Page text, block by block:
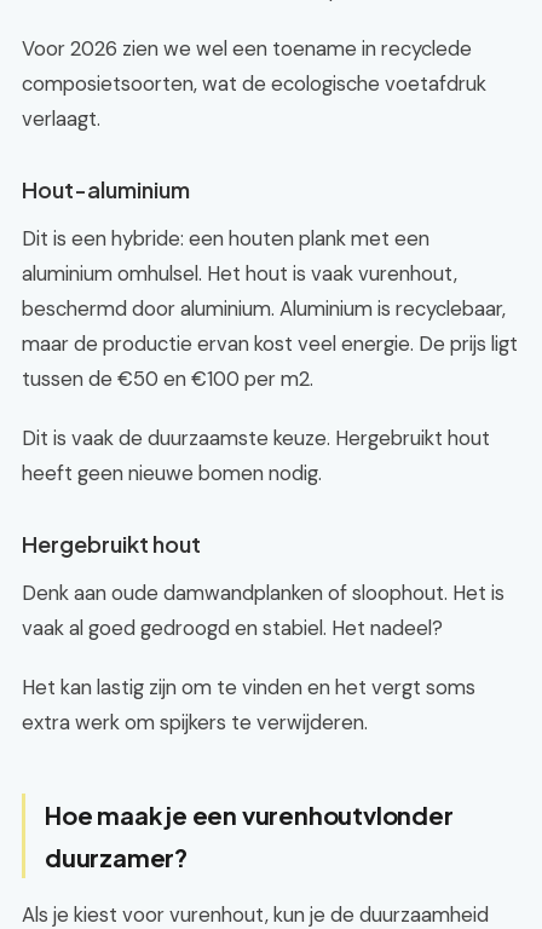
Voor 2026 zien we wel een toename in recyclede
composietsoorten, wat de ecologische voetafdruk
verlaagt.
Hout-aluminium
Dit is een hybride: een houten plank met een
aluminium omhulsel. Het hout is vaak vurenhout,
beschermd door aluminium. Aluminium is recyclebaar,
maar de productie ervan kost veel energie. De prijs ligt
tussen de €50 en €100 per m2.
Dit is vaak de duurzaamste keuze. Hergebruikt hout
heeft geen nieuwe bomen nodig.
Hergebruikt hout
Denk aan oude damwandplanken of sloophout. Het is
vaak al goed gedroogd en stabiel. Het nadeel?
Het kan lastig zijn om te vinden en het vergt soms
extra werk om spijkers te verwijderen.
Hoe maak je een vurenhoutvlonder
duurzamer?
Als je kiest voor vurenhout, kun je de duurzaamheid